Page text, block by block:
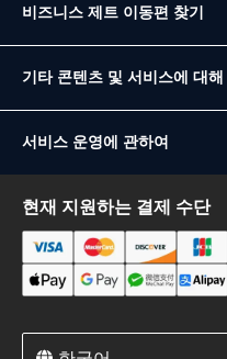
비즈니스 제트 이동편 찾기
기타 콘텐츠 및 서비스에 대해
서비스 운영에 관하여
현재 지원하는 결제 수단